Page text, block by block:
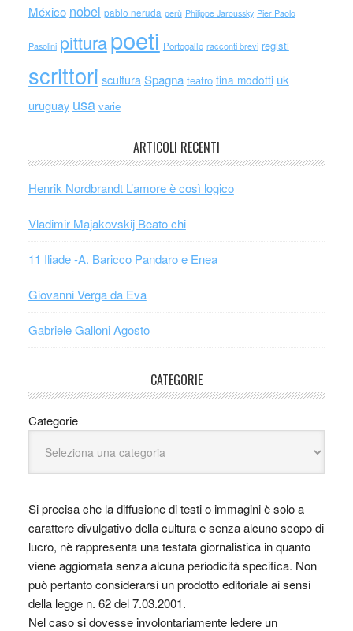
México nobel pablo neruda perù Philippe Jaroussky Pier Paolo
Pasolini pitturapoeti Portogallo racconti brevi registi
scrittori scultura Spagna teatro tina modotti uk
uruguay usa varie
ARTICOLI RECENTI
Henrik Nordbrandt L’amore è così logico
Vladimir Majakovskij Beato chi
11 Iliade -A. Baricco Pandaro e Enea
Giovanni Verga da Eva
Gabriele Galloni Agosto
CATEGORIE
Categorie
Si precisa che la diffusione di testi o immagini è solo a
carattere divulgativo della cultura e senza alcuno scopo di
lucro, nè rappresenta una testata giornalistica in quanto
viene aggiornata senza alcuna periodicità specifica. Non
può pertanto considerarsi un prodotto editoriale ai sensi
della legge n. 62 del 7.03.2001.
Nel caso si dovesse involontariamente ledere un